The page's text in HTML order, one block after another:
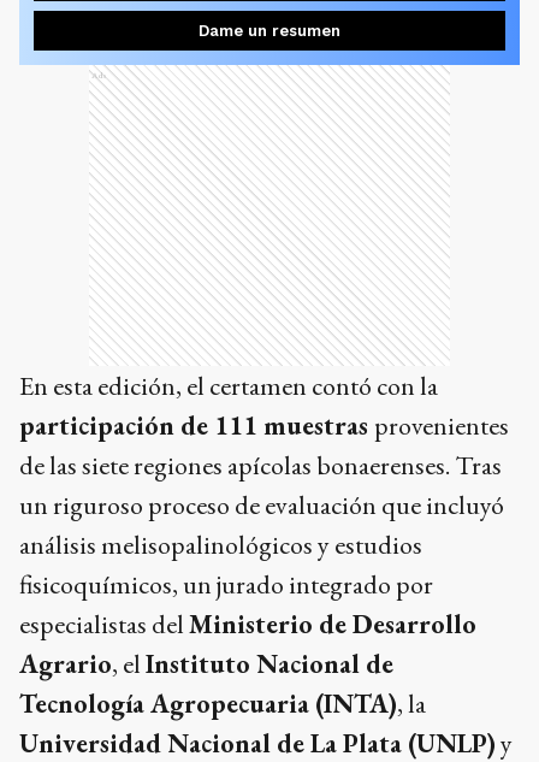
Dame un resumen
Ads
En esta edición, el certamen contó con la
participación de 111 muestras provenientes
de las siete regiones apícolas bonaerenses. Tras
un riguroso proceso de evaluación que incluyó
análisis melisopalinológicos y estudios
fisicoquímicos, un jurado integrado por
especialistas delMinisterio de Desarrollo
Agrario, elInstituto Nacional de
Tecnología Agropecuaria (INTA), la
Universidad Nacional de La Plata (UNLP)y